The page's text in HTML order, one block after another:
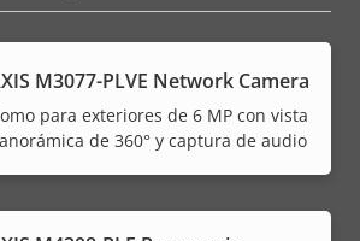
M3077-PLVE Network Camera
para exteriores de 6 MP con vista
de 360° y captura de audio